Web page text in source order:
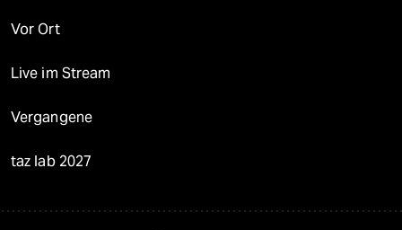
Vor Ort
Live im Stream
Vergangene
taz lab 2027